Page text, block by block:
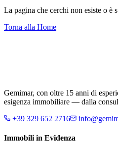
La pagina che cerchi non esiste o è
Torna alla Home
Gemimar, con oltre 15 anni di
esigenza immobiliare — dalla
+39 329 652 2716
Immobili in Evidenza